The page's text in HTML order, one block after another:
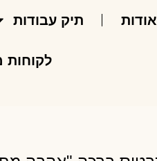
אודות תיק עבודות
לקוחות